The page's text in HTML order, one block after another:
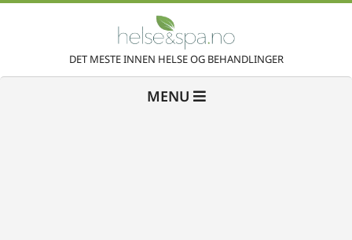
H DET MESTE INNEN HELSE OG BEHANDLINGER
MENU